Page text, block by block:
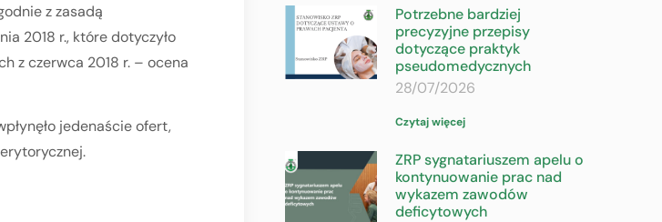
z zasadą
2018 r., które dotyczyło
z czerwca 2018 r. – ocena
jedenaście ofert,
Potrzebne bardziej
precyzyjne przepisy
dotyczące praktyk
pseudomedycznych
28/07/2026
Czytaj więcej
ZRP sygnatariuszem apelu o
kontynuowanie prac nad
wykazem zawodów
deficytowych